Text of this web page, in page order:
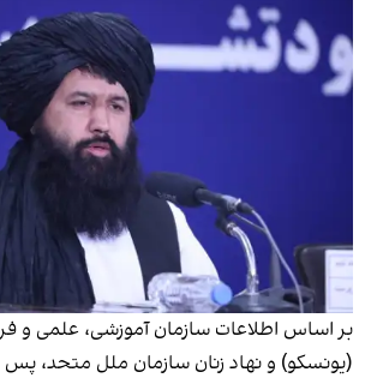
بر اساس اطلاعات سازمان آموزشی، علمی و
(یونسکو) و نهاد زنان سازمان ملل متحد، پس